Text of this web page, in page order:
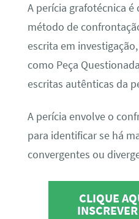
A perícia grafotécnica
método de
escrita em
como Peça
escritas autênticas da
A perícia envolve o
para identificar se há
convergentes ou
CLIQUE